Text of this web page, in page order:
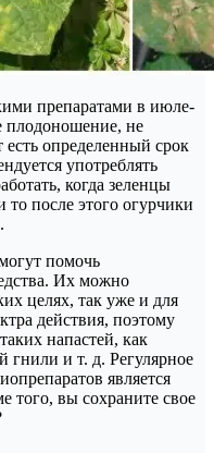
препаратами в июле-
плодоношение, не
есть определенный срок
употреблять
когда зеленцы
то после этого огурчики
помочь
Их можно
целях, так уже и для
действия, поэтому
напастей, как
гнили и т. д. Регулярное
является
того, вы сохраните свое